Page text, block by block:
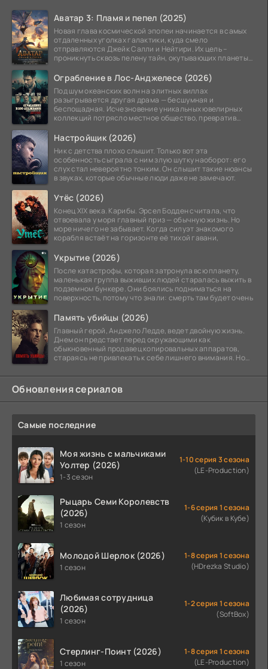
Аватар 3: Пламя и пепел (2025)
Новая глава космической эпопеи начинается в самых
отдаленных уголках галактики, куда смело
отправляются Джейк Салли и Нейтири. Их цель –
проникнуть сквозь пелену тайн, окутывающих планеты
Ограбление в Лос-Анджелесе (2026)
Под шум океанских волн на элитных виллах
разыгрывается другая драма — бесшумная и
беспощадная. Исчезновение уникальных ювелирных
коллекций потрясло местное общество, превратив
Настройщик (2026)
Ник с детства плохо слышит. Только вот эта
особенность сыграла с ним злую шутку наоборот: его
слух стал невероятно тонким. Он слышит такие нюансы
в звуках, которые обычные люди даже не замечают.
Утёс (2026)
Конец XIX века. Карибы. Эрсел Бодден считала, что
отвоевала у моря главный приз — обычную жизнь. Но
море ничего не забывает. Когда силуэт знакомого
корабля встаёт на горизонте её тихой гавани,
Укрытие (2026)
После катастрофы, которая затронула всю планету,
маленькая группа выживших людей старалась выжить в
подземном бункере. Они боялись подниматься на
поверхность, потому что знали: смерть там будет очень
Память убийцы (2026)
Главный герой, Анджело Ледде, ведет двойную жизнь.
Днем он предстает перед окружающими как
обыкновенный продавец копировальных аппаратов,
стараясь не привлекать к себе лишнего внимания. Но
Обновления сериалов
Самые последние
Моя жизнь с мальчиками
Уолтер (2026)
1-3 сезон
1-10 серия 3 сезона
(LE-Production)
Рыцарь Семи Королевств
(2026)
1 сезон
1-6 серия 1 сезона
(Кубик в Кубе)
Молодой Шерлок (2026)
1 сезон
1-8 серия 1 сезона
(HDrezka Studio)
Любимая сотрудница
(2026)
1 сезон
1-2 серия 1 сезона
(SoftBox)
Стерлинг-Поинт (2026)
1 сезон
1-8 серия 1 сезона
(LE-Production)